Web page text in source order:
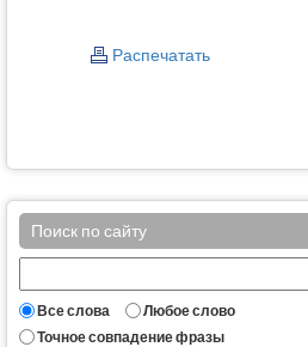
Распечатать
Поиск по сайту
Все слова
Любое слово
Точное совпадение фразы